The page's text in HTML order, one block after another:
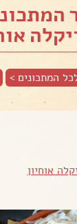
המתכונים >
אוחיון